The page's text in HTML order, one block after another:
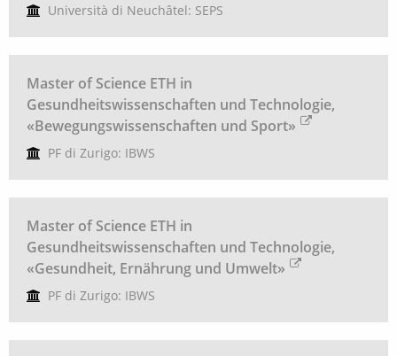
Università di Neuchâtel: SEPS
Master of Science ETH in
Gesundheitswissenschaften und Technologie,
«Bewegungswissenschaften und Sport»
PF di Zurigo: IBWS
Master of Science ETH in
Gesundheitswissenschaften und Technologie,
«Gesundheit, Ernährung und Umwelt»
PF di Zurigo: IBWS